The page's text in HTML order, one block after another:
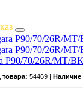
P90/70/26R/MT/
товара: 54469 | Наличие